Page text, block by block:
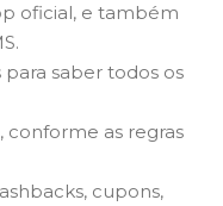
oficial, e também
saber todos os
conforme as regras
cupons,